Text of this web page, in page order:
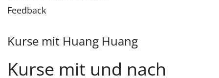
Feedback
Kurse mit Huang Huang
Kurse mit und nach